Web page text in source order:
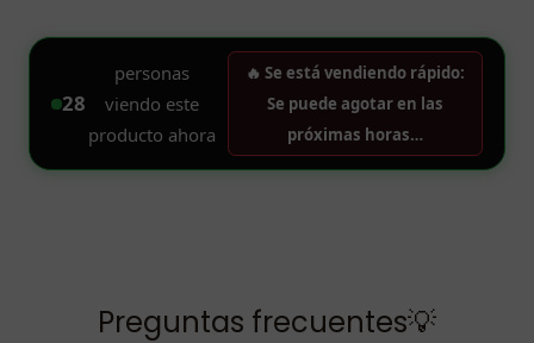
Preguntas frecuentes💡